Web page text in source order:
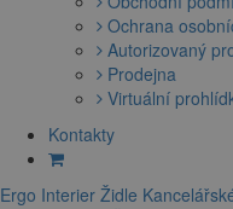
Ochrana
Autorizovaný
Prodejna
Virtuální
Kontakty
Ergo Interier Židle